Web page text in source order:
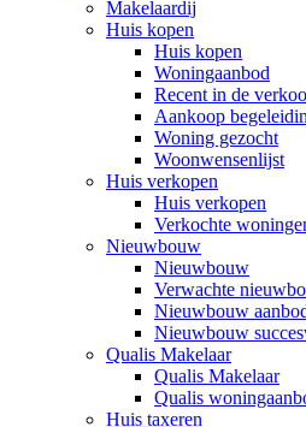
Makelaardij
Huis kopen
Huis kopen
Woningaanbod
Recent in de
Aankoop
Woning gezocht
Woonwensenlijst
Huis verkopen
Huis verkopen
Verkochte
Nieuwbouw
Nieuwbouw
Verwachte
Nieuwbouw
Nieuwbouw
Qualis Makelaar
Qualis Makelaar
Qualis
Huis taxeren